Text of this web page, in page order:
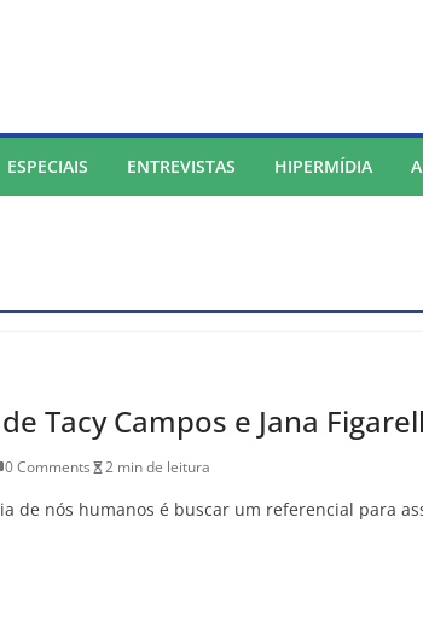
ESPECIAIS ENTREVISTAS HIPERMÍDIA
Tacy Campos e Jana
0 Comments 2 min de leitura
de nós humanos é buscar um referencial para